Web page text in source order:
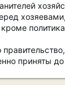
приняты